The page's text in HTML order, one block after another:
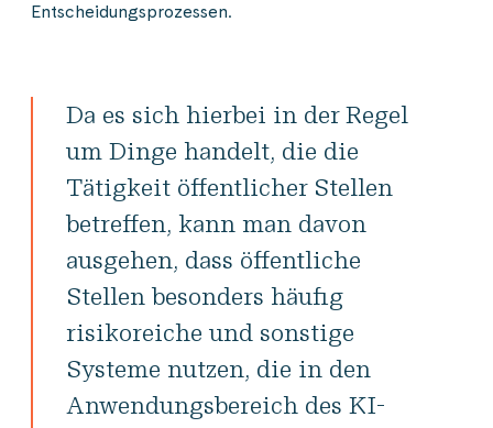
Entscheidungsprozessen.
Da es sich hierbei in der Regel
um Dinge handelt, die die
Tätigkeit öffentlicher Stellen
betreffen, kann man davon
ausgehen, dass öffentliche
Stellen besonders häufig
risikoreiche und sonstige
Systeme nutzen, die in den
Anwendungsbereich des KI-